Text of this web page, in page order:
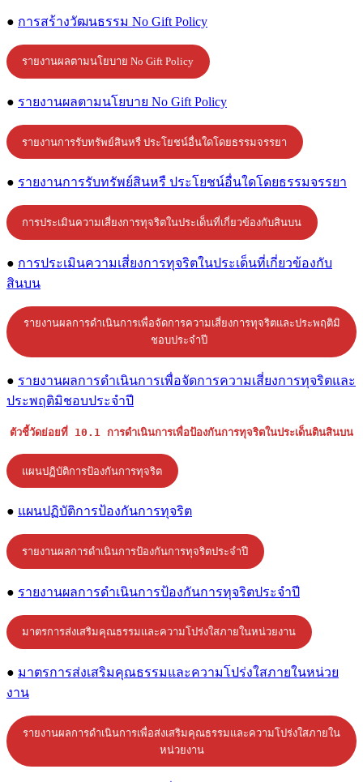
● การสร้างวัฒนธรรม No Gift Policy
รายงานผลตามนโยบาย No Gift Policy
● รายงานผลตามนโยบาย No Gift Policy
รายงานการรับทรัพย์สินหรื ประโยชน์อื่นใดโดยธรรมจรรยา
● รายงานการรับทรัพย์สินหรื ประโยชน์อื่นใดโดยธรรมจรรยา
การประเมินความเสี่ยงการทุจริตในประเด็นที่เกี่ยวข้องกับสินบน
● การประเมินความเสี่ยงการทุจริตในประเด็นที่เกี่ยวข้องกับ
สินบน
รายงานผลการดำเนินการเพื่อจัดการความเสี่ยงการทุจริตและประพฤติมิ
ชอบประจำปี
● รายงานผลการดำเนินการเพื่อจัดการความเสี่ยงการทุจริตและ
ประพฤติมิชอบประจำปี
ตัวชี้วัดย่อยที่ 10.1 การดำเนินการเพื่อป้องกันการทุจริตในประเด็นตินสินบน
แผนปฏิบัติการป้องกันการทุจริต
● แผนปฏิบัติการป้องกันการทุจริต
รายงานผลการดำเนินการป้องกันการทุจริตประจำปี
● รายงานผลการดำเนินการป้องกันการทุจริตประจำปี
มาตรการส่งเสริมคุณธรรมและความโปร่งใสภายในหน่วยงาน
● มาตรการส่งเสริมคุณธรรมและความโปร่งใสภายในหน่วย
งาน
รายงานผลการดำเนินการเพื่อส่งเสริมคุณธรรมและความโปร่งใสภายใน
หน่วยงาน